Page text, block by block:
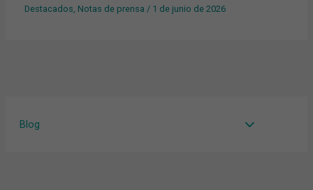
Blog
Destacados Notas de prensa / 1 de junio de 2026